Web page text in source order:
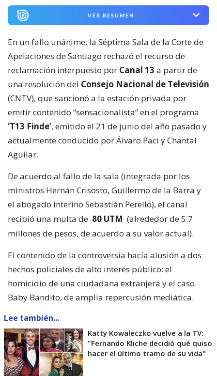
VER RESUMEN
En un fallo unánime, la Séptima Sala de la Corte de
Apelaciones de Santiago rechazó el recurso de
reclamación interpuesto por Canal 13 a partir de
una resolución del Consejo Nacional de Televisión
(CNTV), que sancionó a la estación privada por
emitir contenido “sensacionalista” en el programa
‘T13 Finde’, emitido el 21 de junio del año pasado y
actualmente conducido por Álvaro Paci y Chantal
Aguilar.
De acuerdo al fallo de la sala (integrada por los
ministros Hernán Crisosto, Guillermo de la Barra y
el abogado interino Sebastián Perelló), el canal
recibió una multa de 80 UTM (alrededor de 5.7
millones de pesos, de acuerdo a su valor actual).
El contenido de la controversia hacía alusión a dos
hechos policiales de alto interés público: el
homicidio de una ciudadana extranjera y el caso
Baby Bandito, de amplia repercusión mediática.
Lee también...
Katty Kowaleczko vuelve a la TV:
"Fernando Kliche decidió qué quiso
hacer el último tramo de su vida"